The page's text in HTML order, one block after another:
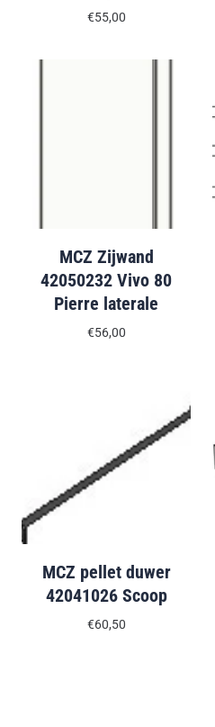
€55,00
MCZ Zijwand
42050232 Vivo 80
Pierre laterale
€56,00
MCZ pellet duwer
42041026 Scoop
€60,50